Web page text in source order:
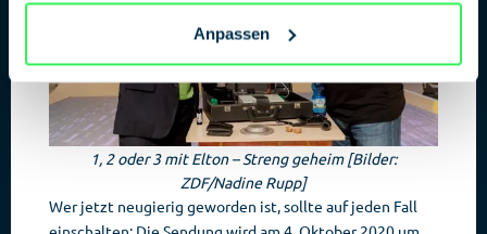
Anpassen
1, 2 oder 3 mit Elton – Streng geheim [Bilder:
ZDF/Nadine Rupp]
Wer jetzt neugierig geworden ist, sollte auf jeden Fall